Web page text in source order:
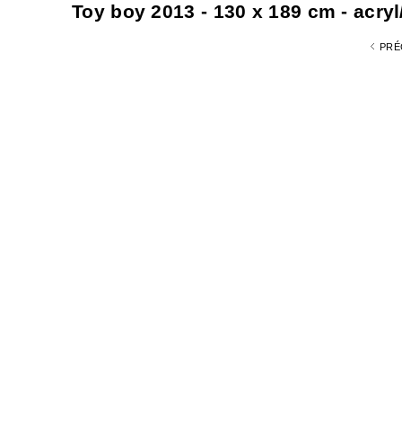
Toy boy 2013 - 130 x 189 cm -